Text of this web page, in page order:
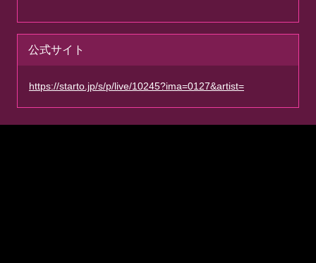
公式サイト
https://starto.jp/s/p/live/10245?ima=0127&artist=